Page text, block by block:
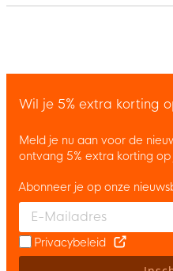
Wil je 5% extra korting
Meld je nu aan voor de
ontvang 5% extra korting
Enter your email and
Abonneer je op onze
Privacybeleid